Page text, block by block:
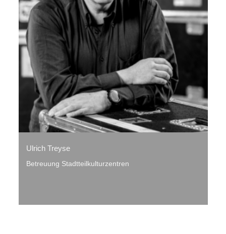
Ulrich Treyse
Betreuung Stadtteilkulturzentren